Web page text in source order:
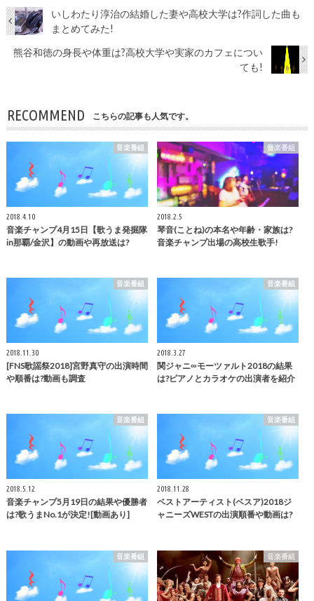
いしわたり淳治の結婚した妻や高校大学は?作詞した曲も
まとめてみた!
熊谷和徳の身長や体重は?高校大学や実家のカフェについ
ても!
RECOMMEND こちらの記事も人気です。
音楽番組
2018.4.10
音楽チャンプ4月15日【歌うま発掘隊
in那覇/金沢】の動画や再放送は?
音楽番組
2018.2.5
琴音(ことね)の本名や年齢・家族は?
音楽チャンプ出場の高校生歌手!
音楽番組
2018.11.30
[FNS歌謡祭2018]宮野真守の出演時間
や順番は?動画も調査
音楽番組
2018.3.27
関ジャニ∞モーツァルト2018の結果
は?ピアノとカラオケの出演者を紹介
音楽番組
2018.5.12
音楽チャンプ5月19日の結果や優勝者
は?歌うまNo.1が決定![動画あり]
音楽番組
2018.11.28
ベストアーティスト(ベスア)2018ジ
ャニーズWESTの出演順番や動画は?
音楽番組 音楽番組